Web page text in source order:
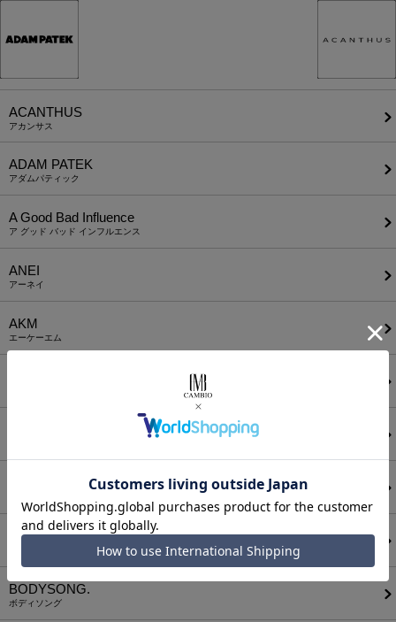
ACANTHUS
アカンサス
ADAM PATEK
アダムパティック
A Good Bad Influence
ア グッド バッド インフルエンス
ANEI
アーネイ
AKM
エーケーエム
ATTACHMENT
AUI NITE
BODYSONG.
ボディソング